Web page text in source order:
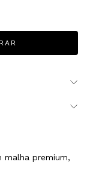
malha premium,